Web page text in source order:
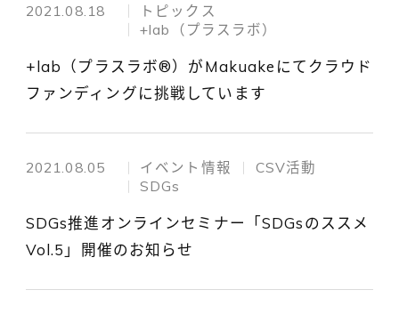
2021.08.18
トピックス
+lab（プラスラボ）
+lab（プラスラボ®）がMakuakeにてクラウド
ファンディングに挑戦しています
2021.08.05 イベント情報
CSV活動
SDGs
SDGs推進オンラインセミナー「SDGsのススメ
Vol.5」開催のお知らせ